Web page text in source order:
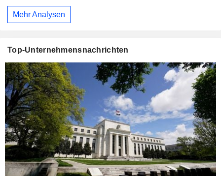
Mehr Analysen
Top-Unternehmensnachrichten